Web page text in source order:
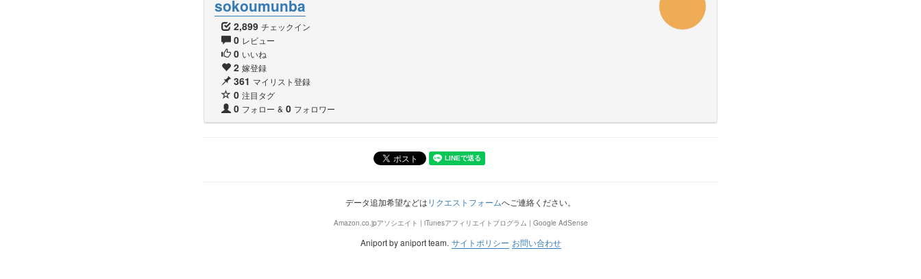
sokoumunba
2,899 チェックイン
0 レビュー
0 いいね
2 嫁登録
361 マイリスト登録
0 注目タグ
0 フォロー & 0 フォロワー
データ追加希望などはリクエストフォームへご連絡ください。
Amazon.co.jpアソシエイト | iTunesアフィリエイトプログラム | Google AdSense
Aniport by aniport team. サイトポリシー お問い合わせ